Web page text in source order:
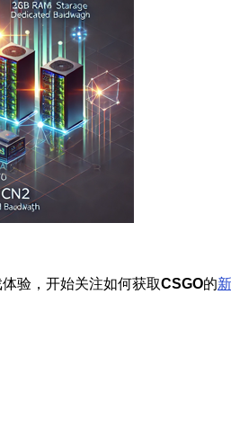
验，开始关注如何获取CSGO的